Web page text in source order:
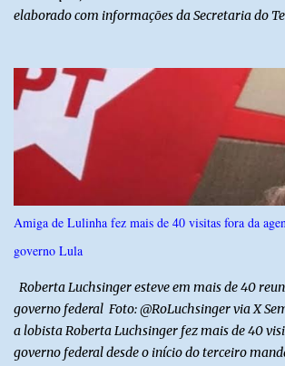
elaborado com informações da Secretaria do
2024. Ao final de 2025, esse passivo já havia
13.239.208,81. No primeiro semestre de 2026, o
recuar, chegando a R$ 12.357.336,09. Na
encerramento da gestão anterior e o primeiro
redução foi de R$ 6.583.599,79, equivalente a
34,8% do estoque da dívida. Os números
município conseguiu manter a trajetória de
administração. Apenas no primeiro semestre de
reduzida em R$ 881.872,72 em relação ao saldo
Amiga de Lulinha fez mais de 40 visitas fora da
governo Lula
Roberta Luchsinger esteve em mais de 40
governo federal Foto: @RoLuchsinger via X
a lobista Roberta Luchsinger fez mais de 40
governo federal desde o início do terceiro